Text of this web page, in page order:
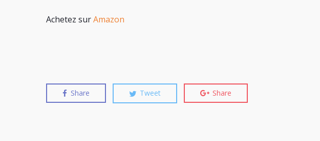
Achetez surAmazon
Share Tweet Share